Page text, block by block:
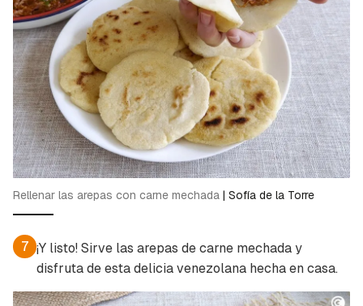
Rellenar las arepas con carne mechada | Sofía de la Torre
7 ¡Y listo! Sirve las arepas de carne mechada y
disfruta de esta delicia venezolana hecha en casa.